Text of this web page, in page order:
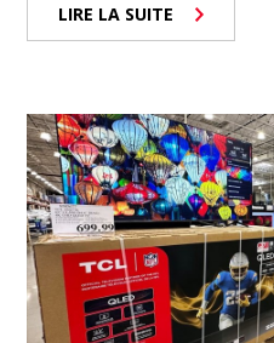
LIRE LA SUITE